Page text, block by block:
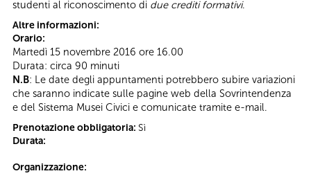
studenti al riconoscimento di due crediti formativi.
Altre informazioni:
Orario:
Martedì 15 novembre 2016 ore 16.00
Durata: circa 90 minuti
N.B: Le date degli appuntamenti potrebbero subire variazioni
che saranno indicate sulle pagine web della Sovrintendenza
e del Sistema Musei Civici e comunicate tramite e-mail.
Prenotazione obbligatoria: Sì
Durata:
Organizzazione: